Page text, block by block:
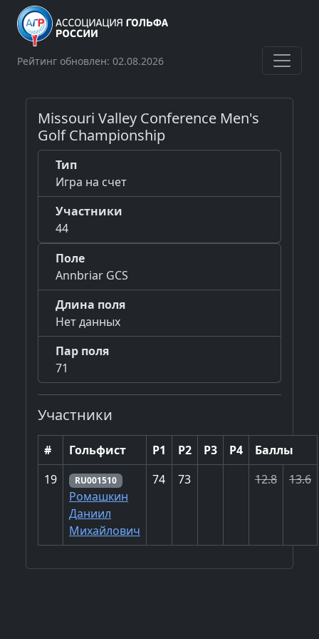
Рейтинг обновлен: 02.08.2026
Missouri Valley Conference Men's
Golf Championship
Тип
Игра на счет
Участники
44
Поле
Annbriar GCS
Длина поля
Нет данных
Пар поля
71
Участники
# Гольфист Р1 Р2 Р3 Р4
Баллы
19
RU001510
Ромашкин
Даниил
Михайлович
74 73 12.8 13.6